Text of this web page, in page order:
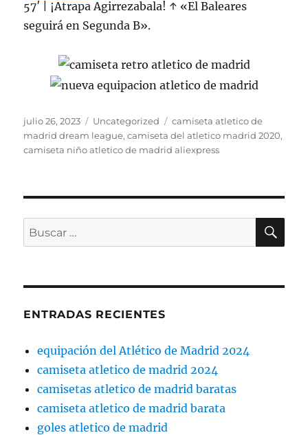
57′ | ¡Atrapa Agirrezabala! ↑ «El Baleares
seguirá en Segunda B».
Publicado
el
julio 26, 2023 Categorías
Uncategorized Etiquetas
camiseta atletico de
madrid dream league,camiseta del atletico madrid 2020,
camiseta niño atletico de madrid aliexpress
Buscar
por:
ENTRADAS RECIENTES
equipación del Atlético de Madrid 2024
camiseta atletico de madrid 2024
camisetas atletico de madrid baratas
camiseta atletico de madrid barata
goles atletico de madrid